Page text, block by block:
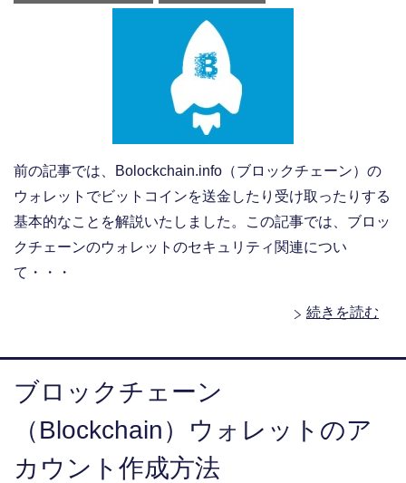
前の記事では、Bolockchain.info（ブロックチェーン）の
ウォレットでビットコインを送金したり受け取ったりする
基本的なことを解説いたしました。この記事では、ブロッ
クチェーンのウォレットのセキュリティ関連につい
て・・・
続きを読む
ブロックチェーン
（Blockchain）ウォレットのア
カウント作成方法